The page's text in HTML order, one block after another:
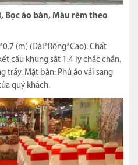
Bọc áo bàn, Màu rèm theo
(m) (Dài*Rộng*Cao). Chất
cấu khung sắt 1.4 ly chắc chắn.
trầy. Mặt bàn: Phủ áo vải sang
quý khách.